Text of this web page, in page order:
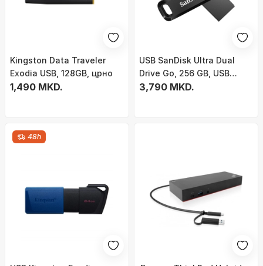
Kingston Data Traveler
Exodia USB, 128GB, црно
1,490 MKD.
USB SanDisk Ultra Dual
Drive Go, 256 GB, USB
Type-A / USB Type-C
3,790 MKD.
48h